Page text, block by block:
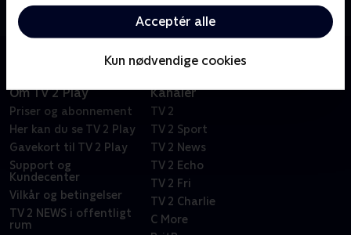
Acceptér alle
Kun nødvendige cookies
Se 19.30-nyhederne fra TV2 ØSTJYLLAND.
Om TV 2 Play
Priser og abonnement
Her kan du se TV 2 Play
Gavekort til TV 2 Play
Support og
Kundecenter
Vilkår og betingelser
TV 2 NEWS i offentligt
rum
Kanaler
TV 2
TV 2 Sport
TV 2 News
TV 2 Echo
TV 2 Fri
TV 2 Charlie
C More